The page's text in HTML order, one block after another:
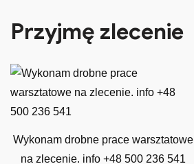
Przyjmę zlecenie
Wykonam drobne prace warsztatowe
na zlecenie. info +48 500 236 541